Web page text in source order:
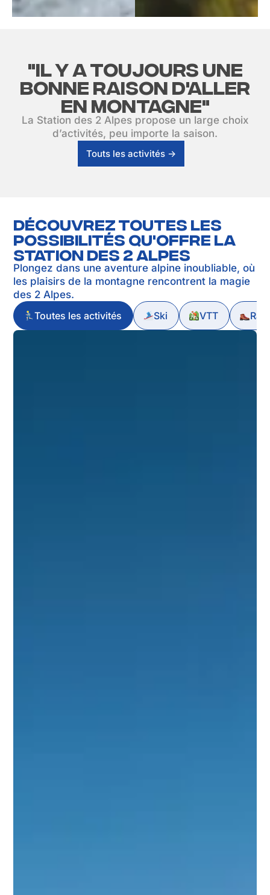
"Il y a toujours une
bonne raison d'aller
en montagne"
La Station des 2 Alpes propose un large choix
d’activités, peu importe la saison.
Touts les activités ->
Découvrez toutes les
possibilités qu'offre la
station des 2 alpes
Plongez dans une aventure alpine inoubliable, où
les plaisirs de la montagne rencontrent la magie
des 2 Alpes.
Ski
VTT
Toutes les activités